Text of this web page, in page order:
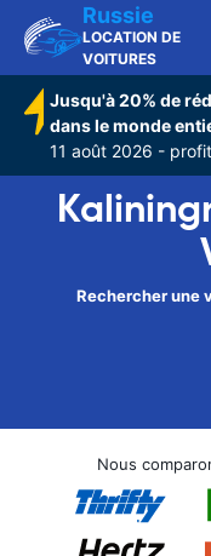
Russie
LOCATION DE
VOITURES
Jusqu'à 20% de
dans le monde
11 août 2026 -
Rechercher une
Nous